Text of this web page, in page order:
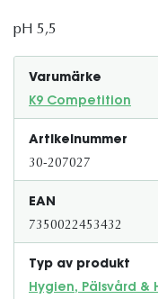
pH 5,5
Varumärke
K9 Competition
Artikelnummer
30-207027
EAN
7350022453432
Typ av produkt
Hygien, Pälsvård &